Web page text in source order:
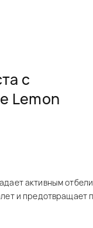
с
Lemon
активным
и предотвращает